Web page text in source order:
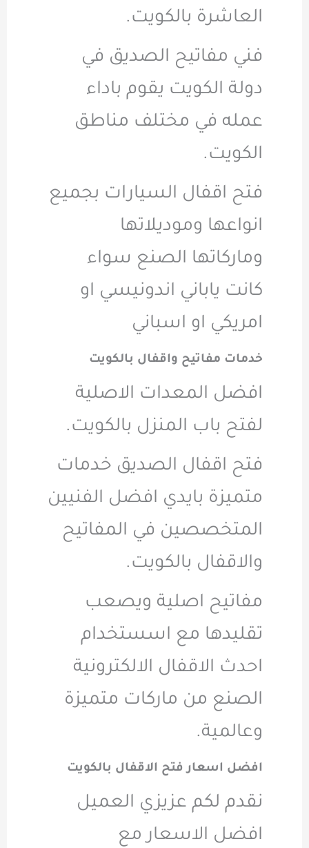
العاشرة بالكويت.
فني مفاتيح الصديق في
دولة الكويت يقوم باداء
عمله في مختلف مناطق
الكويت.
فتح اقفال السيارات بجميع
انواعها وموديلاتها
وماركاتها الصنع سواء
كانت ياباني اندونيسي او
امريكي او اسباني
خدمات مفاتيح واقفال بالكويت
افضل المعدات الاصلية
لفتح باب المنزل بالكويت.
فتح اقفال الصديق خدمات
متميزة بايدي افضل الفنيين
المتخصصين في المفاتيح
والاقفال بالكويت.
مفاتيح اصلية ويصعب
تقليدها مع اسستخدام
احدث الاقفال الالكترونية
الصنع من ماركات متميزة
وعالمية.
افضل اسعار فتح الاقفال بالكويت
نقدم لكم عزيزي العميل
افضل الاسعار مع